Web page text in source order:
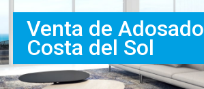
Venta de
Costa del Sol